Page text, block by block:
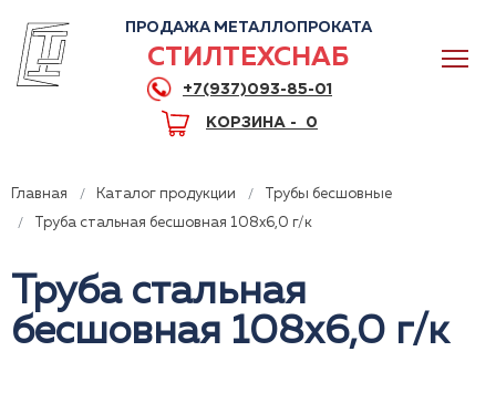
+7(937)093-85-01
ПРОДАЖА МЕТАЛЛОПРОКАТА
СТИЛТЕХСНАБ
+7(937)093-85-01
КОРЗИНА - 0
Главная Каталог продукции
Трубы бесшовные
Труба стальная бесшовная 108x6,0 г/к
Труба стальная
бесшовная 108x6,0 г/к